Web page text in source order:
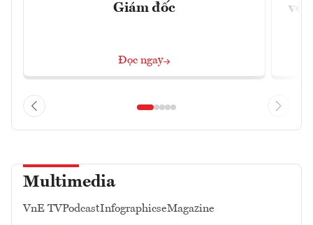
Giám đốc
Đọc ngay
vệ
Multimedia
VnE TVPodcastInfographicseMagazine